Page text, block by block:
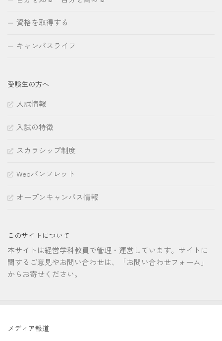
資格を取得する
キャンパスライフ
受験生の方へ
入試情報
入試の特徴
スカラシップ制度
Webパンフレット
オープンキャンパス情報
このサイトについて
本サイトは経営学科教員で管理・運営しています。サイトに
関するご意見やお問い合わせは、「お問い合わせフォーム」
からお寄せください。
メディア報道